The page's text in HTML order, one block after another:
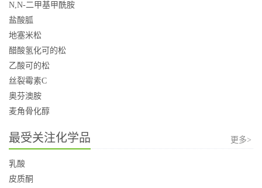
N,N-二甲基甲酰胺
盐酸胍
地塞米松
醋酸氢化可的松
乙酸可的松
丝裂霉素C
奥芬澳胺
麦角骨化醇
最受关注化学品 更多>
乳酸
皮质酮